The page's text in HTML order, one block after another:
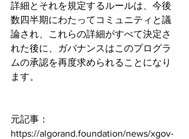
詳細とそれを規定するルールは、今後
数四半期にわたってコミュニティと議
論され、これらの詳細がすべて決定さ
れた後に、ガバナンスはこのプログラ
ムの承認を再度求められることになり
ます。
元記事：
https://algorand.foundation/news/xgov-